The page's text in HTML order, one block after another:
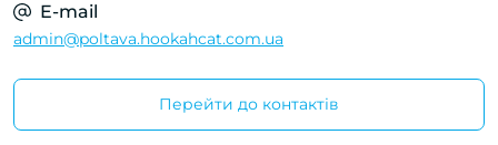
E-mail
admin@poltava.hookahcat.com.ua
Перейти до контактів